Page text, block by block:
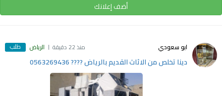
أضف إعلانك
ابو سعودي منذ 22 دقيقة الرياض طلب
دينا تخلص من الاثاث القديم بالرياض ???? 0563269436